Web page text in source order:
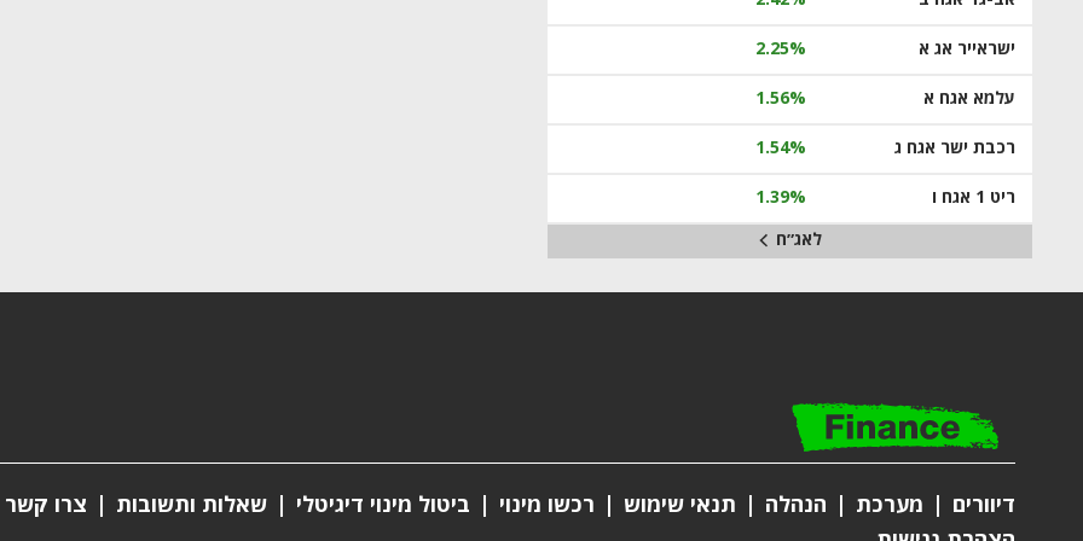
ישראייר אג א 2.25%
עלמא אגח א 1.56%
רכבת ישר אגח ג 1.54%
ריט 1 אגח ו
1.39%
לאג״ח
דיוורים מערכת הנהלה תנאי שימוש רכשו מינוי ביטול מינוי דיגיטלי שאלות ותשובות צרו קשר